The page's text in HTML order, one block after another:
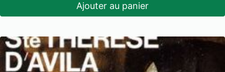
Ajouter au panier